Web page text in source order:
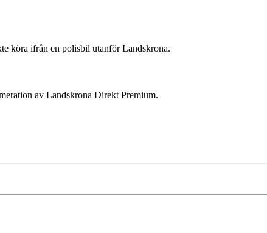
köra ifrån en polisbil utanför Landskrona.
av Landskrona Direkt Premium.